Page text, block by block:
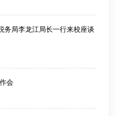
务局李龙江局长一行来校座谈
会